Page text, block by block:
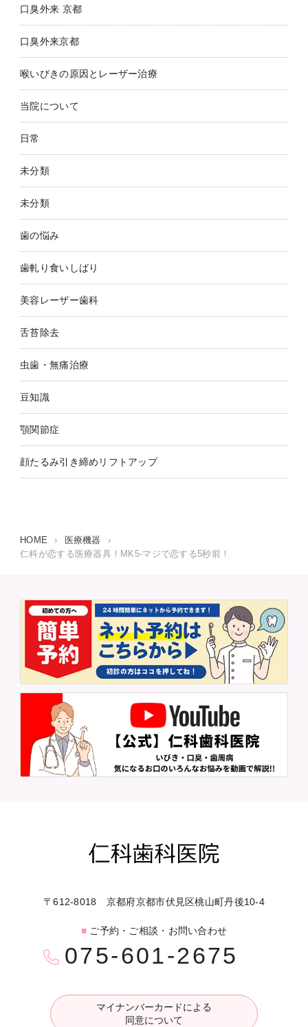
口臭外来 京都
口臭外来京都
喉いびきの原因とレーザー治療
当院について
日常
未分類
未分類
歯の悩み
歯軋り食いしばり
美容レーザー歯科
舌苔除去
虫歯・無痛治療
豆知識
顎関節症
顔たるみ引き締めリフトアップ
HOME › 医療機器
›
仁科が恋する医療器具！MK5-マジで恋する5秒前！
〒612-8018 京都府京都市伏見区桃山町丹後10-4
■ ご予約・ご相談・お問い合わせ
075-601-2675
マイナンバーカードによる
同意について